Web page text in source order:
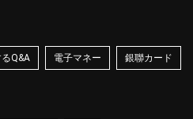
Q&A 電子マネー 銀聯カード